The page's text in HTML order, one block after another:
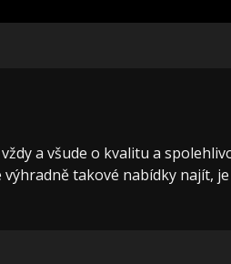
a všude o kvalitu a
výhradně takové nabídky najít,